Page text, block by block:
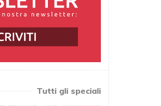
Tutti gli speciali